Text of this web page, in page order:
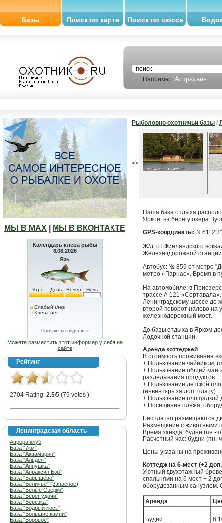
Базы Поиск по карте Поиск по шоссе
Например: Астрахань
МЫ В МАХ МЫ В ВКОНТАКТЕ
Календарь клева рыбы
6.08.2026
Язь
Утро День Вечер Ночь
Слабый клев
Клева нет
Прогноз на неделю »
Можете разместить этот информер у себя на
сайте
Рейтинг
2704 Rating: 2.5/5 (79 votes )
Ленинградская область
Аврора клуб
База "7км"
База "Аквамарин"
База "Альдея"
База "Аннушка"
База "Апраксин Бор"
База "Барышево"
База "Беличье" (Запасное)
База "Белые Озерки"
База "Берег удачи"
База "Березка"
База "Бодрый лось"
База "Большие камни"
База "Боровое"
Рыболовно-охотничьи базы /
<<
Наша база отдыха
Яркое, на берегу озера
GPS-координаты: N
Ж/д: от Финляндского
Железнодорожной станции
Автобус: № 859 от метро
метро «Парнас». Время в
На автомобиле: в
трассе А-121 «Сортавала».
Ленинградскому шоссе до
второй поворот налево на
железнодорожный мост.
До базы отдыха в Ярком
Лодочной станции.
Аренда коттеджей
В стоимость проживания
+ Пользование чайником,
+ Пользование общей
разделывания продуктов.
+ Пользование детской
(инвентарь за доп. плату).
+ Пользование площадкой
+ Посещения пляжа,
Бесплатно размещаются
Размещение с животными
Время заезда: будни (пн.-
Расчетный час: будни (пн.-
Цены указаны на
Коттедж на 6-мест (+2
Уютный двухэтажный
спальнями на 6 мест + 2
оборудованным санузлом.
Аренда
Будни
6